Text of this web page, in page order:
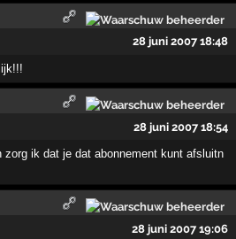
28 juni 2007 18:48
28 juni 2007 18:54
zorg ik dat je dat abonnement kunt afsluitn
28 juni 2007 19:06